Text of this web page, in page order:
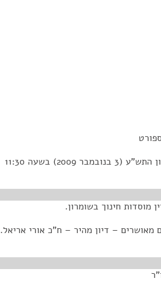
בשעה 11:30
מוסדות חינוך בשומרון.
מאושרים – דיון מהיר – ח"כ אורי אריאל.